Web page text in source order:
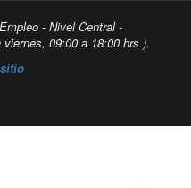
- Nivel Central -
09:00 a 18:00 hrs.).